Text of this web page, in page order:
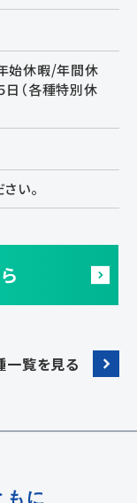
始休暇/年間休
日（各種特別休
い。
一覧を見る
もに